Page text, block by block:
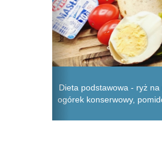
Dieta podstawowa - ryż na
ogórek konserwowy,